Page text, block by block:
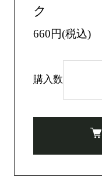
ク
660円(税込)
購入数